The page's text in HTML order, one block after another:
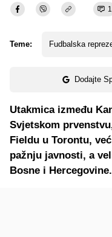
1
Teme: Fudbalska
Dodajte
Utakmica između
Svjetskom
Fieldu u Torontu,
pažnju javnosti, a
Bosne i Hercegovine.